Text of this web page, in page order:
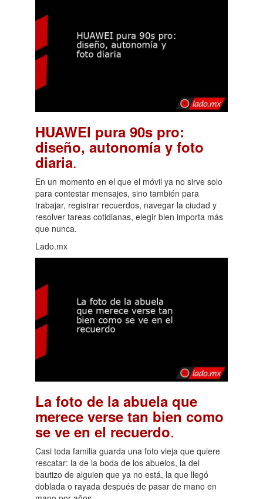
HUAWEI pura 90s pro:
diseño, autonomía y foto
diaria.
En un momento en el que el móvil ya no sirve solo
para contestar mensajes, sino también para
trabajar, registrar recuerdos, navegar la ciudad y
resolver tareas cotidianas, elegir bien importa más
que nunca.
Lado.mx
La foto de la abuela que
merece verse tan bien como
se ve en el recuerdo.
Casi toda familia guarda una foto vieja que quiere
rescatar: la de la boda de los abuelos, la del
bautizo de alguien que ya no está, la que llegó
doblada o rayada después de pasar de mano en